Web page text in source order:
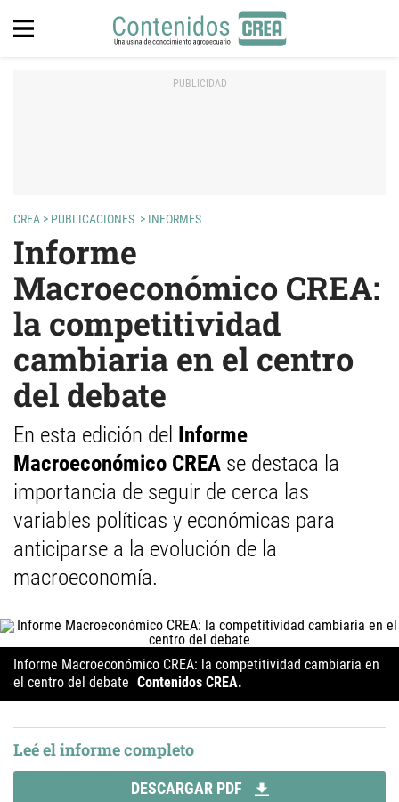
CREA > PUBLICACIONES > INFORMES
Informe
Macroeconómico CREA:
la competitividad
cambiaria en el centro
del debate
En esta edición del Informe
Macroeconómico CREA se destaca la
importancia de seguir de cerca las
variables políticas y económicas para
anticiparse a la evolución de la
macroeconomía.
Informe Macroeconómico CREA: la competitividad cambiaria en
el centro del debate Contenidos CREA.
Leé el informe completo
DESCARGAR PDF